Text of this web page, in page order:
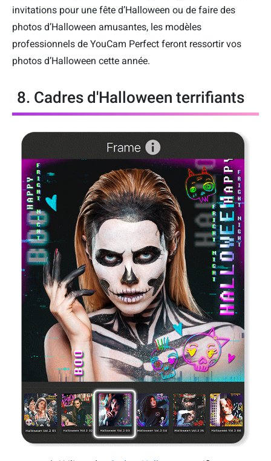
invitations pour une fête d’Halloween ou de faire des
photos d’Halloween amusantes, les modèles
professionnels de YouCam Perfect feront ressortir vos
photos d’Halloween cette année.
8. Cadres d'Halloween terrifiants